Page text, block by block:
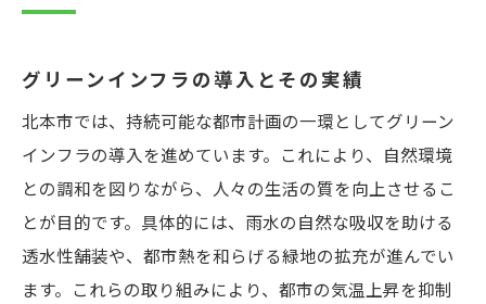
グリーンインフラの導入とその実績
北本市では、持続可能な都市計画の一環としてグリーン
インフラの導入を進めています。これにより、自然環境
との調和を図りながら、人々の生活の質を向上させるこ
とが目的です。具体的には、雨水の自然な吸収を助ける
透水性舗装や、都市熱を和らげる緑地の拡充が進んでい
ます。これらの取り組みにより、都市の気温上昇を抑制